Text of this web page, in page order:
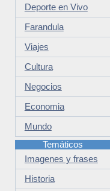
Deporte en Vivo
Farandula
Viajes
Cultura
Negocios
Economia
Mundo
Temáticos
Imagenes y frases
Historia